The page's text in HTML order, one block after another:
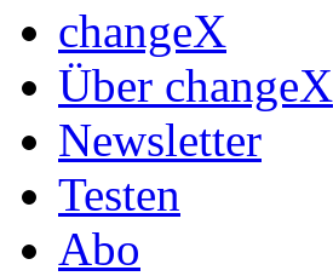
changeX
Über changeX
Newsletter
Testen
Abo